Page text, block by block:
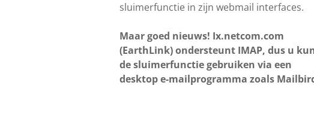
sluimerfunctie in zijn webmail interfaces.
Maar goed nieuws! Ix.netcom.com
(EarthLink) ondersteunt IMAP, dus u
de sluimerfunctie gebruiken via een
desktop e-mailprogramma zoals